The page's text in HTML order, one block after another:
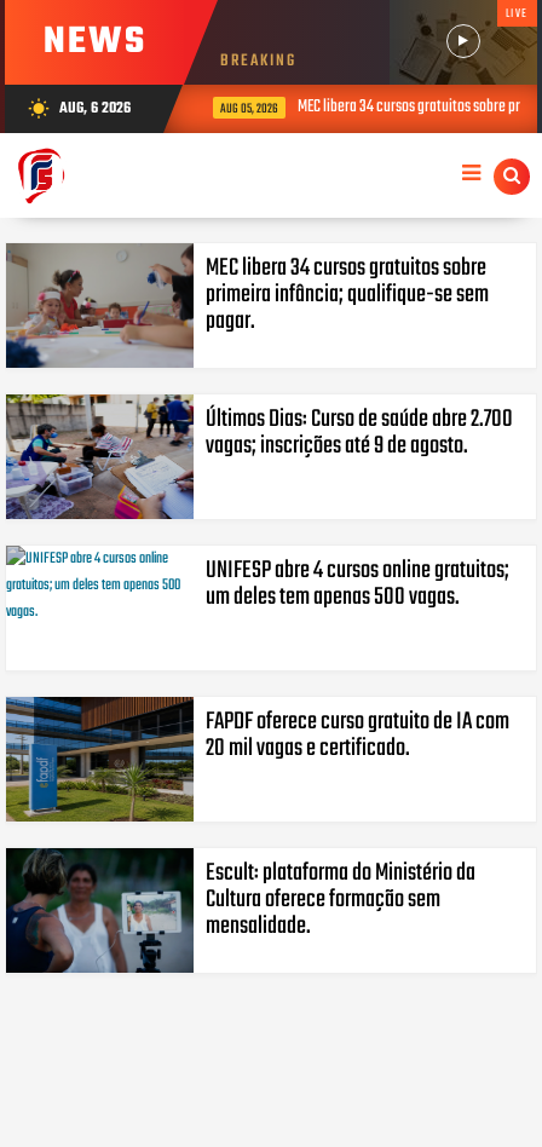
NEWS BREAKING
LIVE
wb_sunny AUG, 6 2026
a qualquer momento. AUG 05, 2026 MEC libera 34 cursos gratuitos sobre
MEC libera 34 cursos gratuitos sobre
primeira infância; qualifique-se sem
pagar.
Últimos Dias: Curso de saúde abre 2.700
vagas; inscrições até 9 de agosto.
UNIFESP abre 4 cursos online gratuitos;
um deles tem apenas 500 vagas.
FAPDF oferece curso gratuito de IA com
20 mil vagas e certificado.
Escult: plataforma do Ministério da
Cultura oferece formação sem
mensalidade.